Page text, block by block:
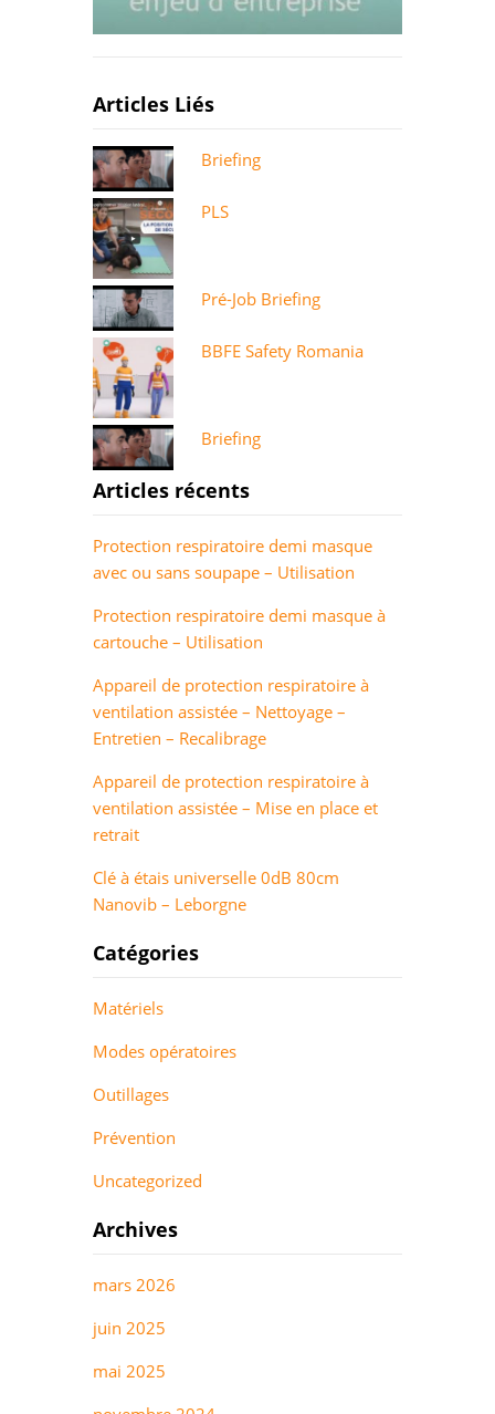
Articles Liés
Briefing
PLS
Pré-Job Briefing
BBFE Safety Romania
Briefing
Articles récents
Protection respiratoire demi masque
avec ou sans soupape – Utilisation
Protection respiratoire demi masque à
cartouche – Utilisation
Appareil de protection respiratoire à
ventilation assistée – Nettoyage –
Entretien – Recalibrage
Appareil de protection respiratoire à
ventilation assistée – Mise en place et
retrait
Clé à étais universelle 0dB 80cm
Nanovib – Leborgne
Catégories
Matériels
Modes opératoires
Outillages
Prévention
Uncategorized
Archives
mars 2026
juin 2025
mai 2025